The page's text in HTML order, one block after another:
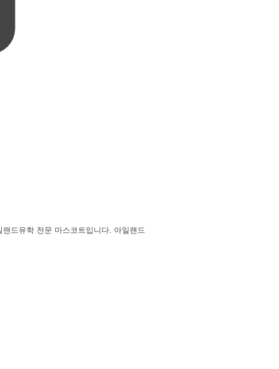
드유학 전문 마스코트입니다. 아일랜드